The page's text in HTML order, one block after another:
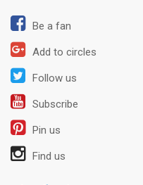
Be a fan
Add to circles
Follow us
Subscribe
Pin us
Find us